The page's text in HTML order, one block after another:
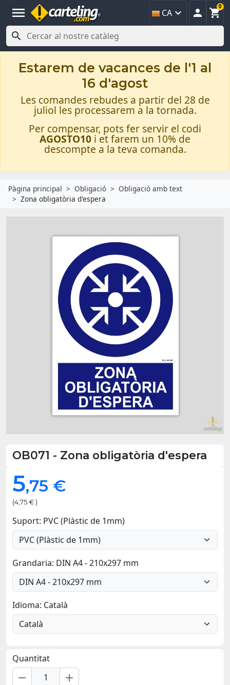
menu CA   
0

Estarem de vacances de l'1 al
16 d'agost
Les comandes rebudes a partir del 28 de
juliol les processarem a la tornada.
Per compensar, pots fer servir el codi
AGOSTO10 i et farem un 10% de
descompte a la teva comanda.
Pàgina principal Obligació
Obligació amb text
Zona obligatòria d'espera
OB071 - Zona obligatòria d'espera
5,75 €
(4,75 € )
Suport: PVC (Plàstic de 1mm)
Grandaria: DIN A4 - 210x297 mm
Idioma: Català
Quantitat
remove add